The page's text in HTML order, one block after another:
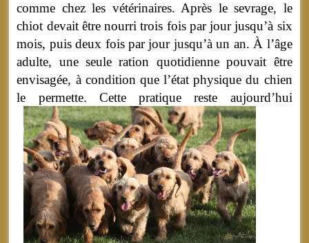
comme chez les vétérinaires. Après le sevrage, le
chiot devait être nourri trois fois par jour jusqu’à six
mois, puis deux fois par jour jusqu’à un an. À l’âge
adulte, une seule ration quotidienne pouvait être
envisagée, à condition que l’état physique du chien
le permette. Cette pratique reste aujourd’hui